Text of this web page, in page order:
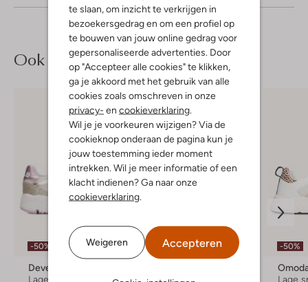
te slaan, om inzicht te verkrijgen in
bezoekersgedrag en om een profiel op
te bouwen van jouw online gedrag voor
gepersonaliseerde advertenties. Door
op "Accepteer alle cookies" te klikken,
ga je akkoord met het gebruik van alle
cookies zoals omschreven in onze
privacy- en cookieverklaring
Wil je je voorkeuren wijzigen? Via de
cookieknop onderaan de pagina kun je
jouw toestemming ieder moment
intrekken. Wil je meer informatie of een
klacht indienen? Ga naar onze
cookieverklaring
Weigeren Accepteren
Ook iets voor jou?
-50%
Develab
Lage sneakers
-30%
Lage sneakers
-50%
Lage